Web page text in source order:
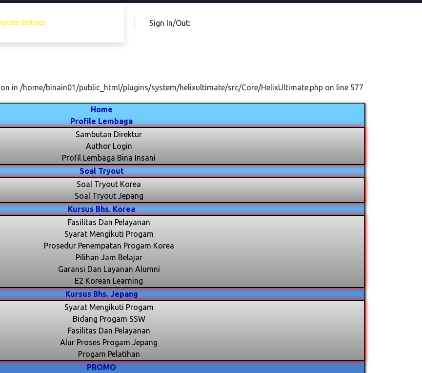
Settings Sign In/Out:
in /home/binain01/public_html/plugins/system/helixultimate/src/Core/HelixUltimate.php on line 577
Home
Profile Lembaga
Sambutan Direktur
Author Login
Profil Lembaga Bina Insani
Soal Tryout
Soal Tryout Korea
Soal Tryout Jepang
Kursus Bhs. Korea
Fasilitas Dan Pelayanan
Syarat Mengikuti Progam
Prosedur Penempatan Progam Korea
Pilihan Jam Belajar
Garansi Dan Layanan Alumni
E2 Korean Learning
Kursus Bhs. Jepang
Syarat Mengikuti Progam
Bidang Progam SSW
Fasilitas Dan Pelayanan
Alur Proses Progam Jepang
Progam Pelatihan
PROMO